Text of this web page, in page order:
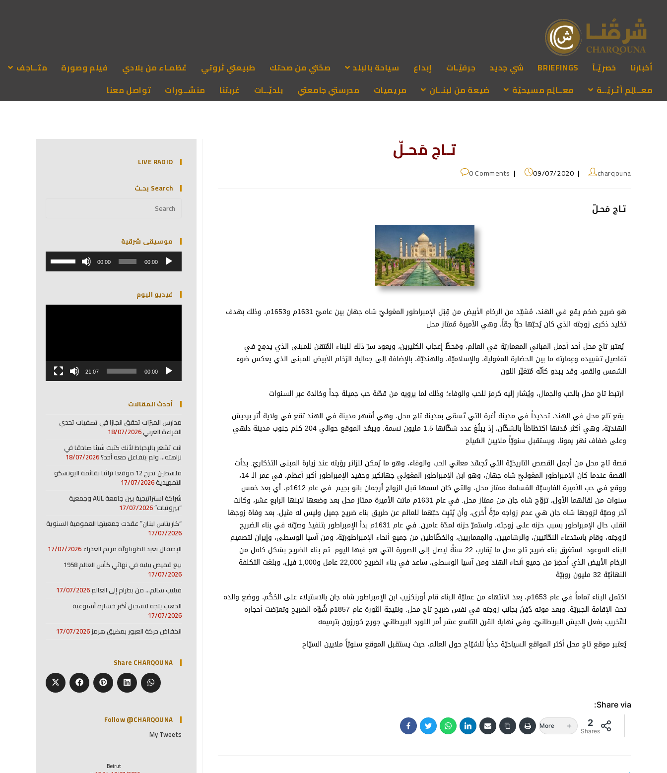
أخبارنا حَصريّـاً BRIEFINGS شي جديد حِرفيّـات إبداع سياحة بالبلد صحّتي من صحتك طبيعتي ثروتي عُظمـاء من بلادي فيلم وصورة
متَــاحِف
معــالِم أثـريّــة
معــالِم مسيحيّة ضيعة من لبنــان مريميات مدرستي جامعتي بلديّــات غربتنا منشــورات تواصل معنا
تـاج مَحـلّ
charqouna
09/07/2020
0 Comments
تـاج مَحـلّ
هو ضريح ضخم يقع في الهند، مُشيّد من الرخام الأبيض من قِبَل الإمبراطور المغوليّ شاه جهان بين عاميّ 1631م و1653م، وذلك بهدف
تخليد ذكرى زوجته الذي كان يُحبّها حبّاً جمّاً، وهي الأميرة مُمتاز محل
يُعتبر تاج محل أحد أجمل المباني المعماريّة في العالم، ومَحطّ إعجاب الكثيرين، ويعود سرّ ذلك للبناء المُتقن للمبنى الذي يدمِج في
تفاصيل تشييده وعِمارته ما بين الحضارة المغولية، والإسلاميّة، والهنديّة، بالإضافة إلى جمالية الرُخام الأبيض للمبنى الذي يعكس ضوء
الشمس والقمر، وقد يبدو كأنّه مُتغيِّر اللون
ارتبط تاج محل بالحب والجمال، ويُشار إليه كرمز للحب والوفاء؛ وذلك لما يرويه من قصّة حب جميلة جداً وخالدة عبر السنوات
يقع تاج محل في الهند، تحديداً في مدينة أغرة التي تُسمّى بمدينة تاج محل، وهي أشهر مدينة في الهند تقع في ولاية أتر برديش
الهنديّة، وهي أكثر مُدنها اكتظاظاً بالسُكّان، إذ يبلُغ عدد سُكّانها 1.5 مليون نسمة. ويبعُد الموقع حوالي 204 كلم جنوب مدينة دلهي
وعلى ضفاف نهر يمونا، ويستقبل سنويّاً ملايين السُياح
قصة تاج محل من أجمل القصص التاريخيّة التي تُجسِّد معاني الحب والوفاء، وهو ما يُمكن للزائر رؤيته عند زيارة المبنى التذكاريّ. بدأت
القصة عندما كان الإمبراطور المغوليّ شاه جهان، وهو ابن الإمبراطور المغولي جهانكير وحفيد الإمبراطور أکبر أعظم، في عمر الـ 14،
ووقع في حب الأميرة الفارسيّة المُسلمة ممتاز محل، والتي كان اسمها قبل الزواج أرجمان بانو بجيم. في عام 1612م، أي بعد خمس
سنوات من لقائهما الأول، تزوّج شاه جان من ممتاز محل. في عام 1631م ماتت الأميرة ممتاز محل بعد وضعها لابنها الرابع عشر، وكانت
آخر وصيّة لزوجها شاه جان هي عدم زواجه مرّةً أُخرى، وأن يُثبِت حبّهما للعالم عن طريق بناء ضريح جميل وليس له مثيل. بعد وفاة زوجها
انقلب حال الإمبراطور بسبب حزنه على زوجته، واستمرّ حزنه لمدّة عامين. في عام 1631م بدأ الإمبراطور بتنفيذ وصيّته في بناء الضريح
لزوجته، وقام باستدعاء النحّاتيين، والرسّاميين، والمِعماريين، والخطّاطين من جميع أنحاء الإمبراطوريّة، ومن آسيا الوسطى، وإيران لتصميم
البناء الموعود. استغرق بناء ضريح تاج محل ما يُقارب 22 سنةً ليصل إلى الصورة التي هو فيها اليوم. تم بناء الضريح بشكل كامل من
الرخام الأبيض الذي أُحضِرَ من جميع أنحاء الهند ومن آسيا الوسطى، ساعد في بناء الضريح 22,000 عامل و1,000 فيل، وبلغت التكلفة
النهائيّة 32 مليون روبيّة
اكتمل البناء تماماً في عام 1653م، بعد الانتهاء من عمليّة البناء قام أورنكزيب ابن الإمبراطور شاه جان بالاستيلاء على الحُكُم، ووضع والده
تحت الإقامة الجبريّة. وبعد موته دُفِنَ بجانب زوجته في نفس ضريح تاج محل. ونتيجة الثورة عام 1857م شُوِّه الضريح وتعرّضت أحجاره
للتّخريب بفعل الجيش البريطانيّ، وفي نهاية القرن التاسع عشر أمر اللورد البريطاني جورج كورزون بترميمه
يُعتبر موقع تاج محل أكثر المواقع السياحيّة جذباً للسُيّاح حول العالم، حيث يستقبل الموقع سنويّاً ملايين السيّاح
Share via:
2
Shares
More
LIVE RADIO
Search بحـث
موسيقى شرقية
مشغل
الصوت 00:00
00:00
مفاتيح
لزيادة
فيديو اليوم
مشغل
00:00
21:07
أحدث المقالات
مدارس المبرّات تحقق انجازا في تصفيات تحدي
القراءة العربي18/07/2026
انت تشعر بالإحباط لأنك كتبت شيئا صادقا في
نزاهته… ولم يتفاعل معه أحد؟18/07/2026
فلسطين تدرج 12 موقعا تراثيا بقائمة اليونسكو
التمهيدية17/07/2026
شراكة استراتيجية بين جامعة AUL وجمعية
“بيروتيات”17/07/2026
“كاريتاس لبنان” عقدت جمعيتها العمومية السنوية
17/07/2026
الإحتفال بعيد الطوباويَّة مريم العذراء17/07/2026
بيع قميص بيليه في نهائي كأس العالم 1958
17/07/2026
فيليب سالم… من بطرام إلى العالم17/07/2026
الذهب يتجه لتسجيل أكبر خسارة أسبوعية
17/07/2026
انخفاض حركة العبور بمضيق هرمز17/07/2026
Share CHARQOUNA
Follow @CHARQOUNA
My Tweets
Beirut